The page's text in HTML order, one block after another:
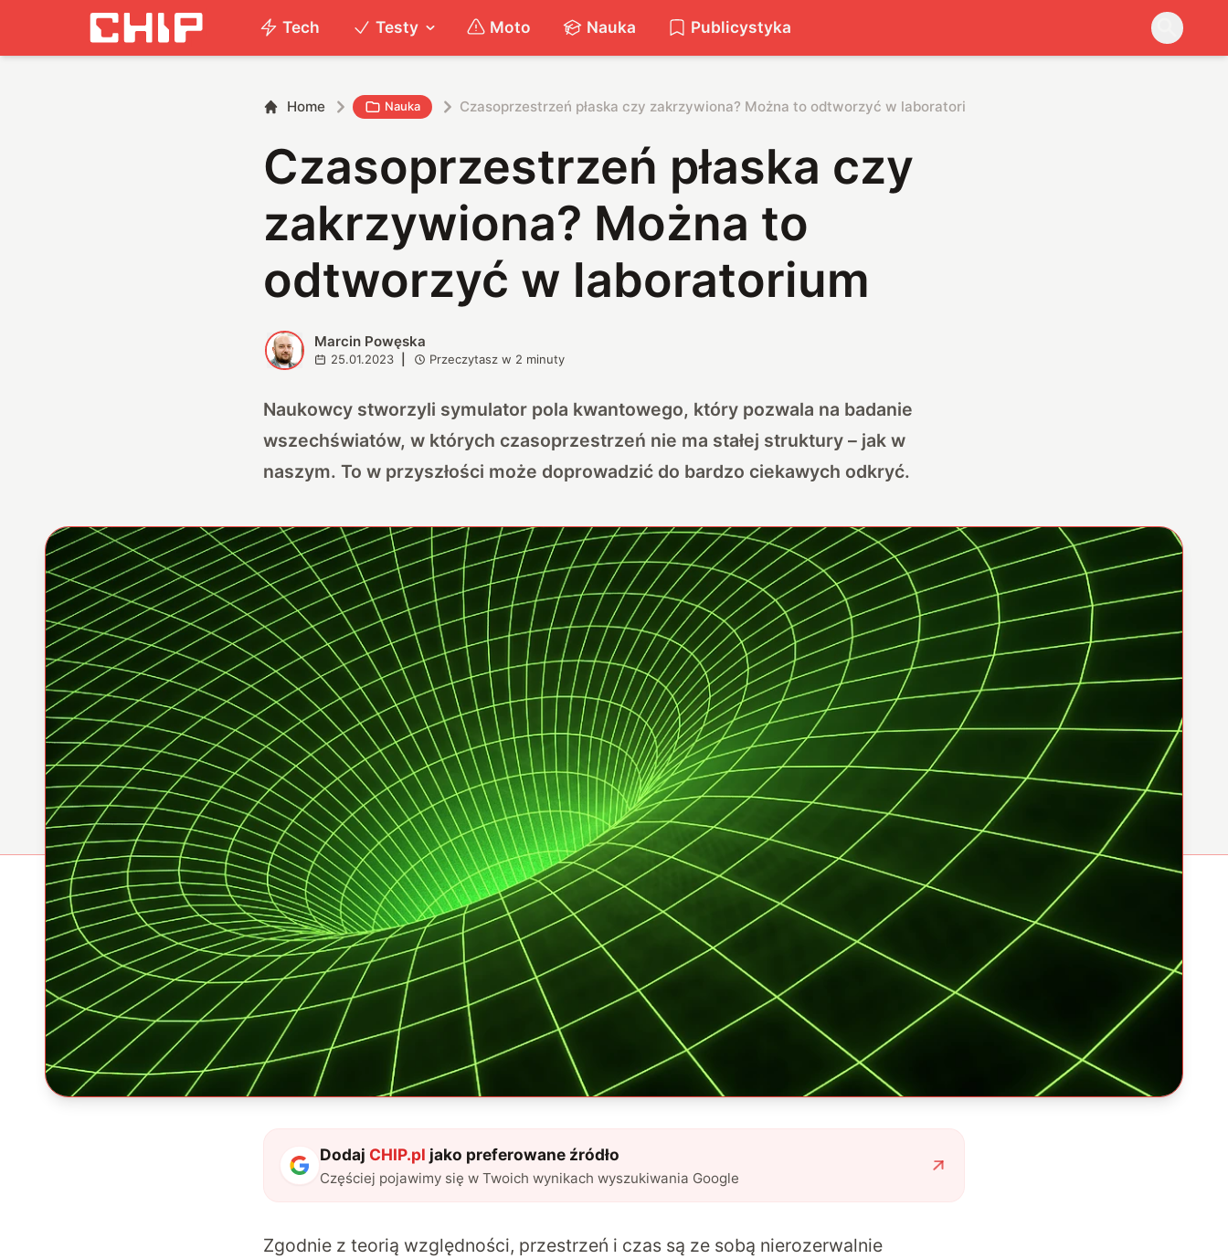
Tech Testy Moto Nauka Publicystyka
Home Nauka Czasoprzestrzeń płaska czy zakrzywiona? Można to odtworzyć w laboratorium
Czasoprzestrzeń płaska czy
zakrzywiona? Można to
odtworzyć w laboratorium
M Marcin Powęska
25.01.2023 Przeczytasz w 2 minuty
Naukowcy stworzyli symulator pola kwantowego, który pozwala na badanie
wszechświatów, w których czasoprzestrzeń nie ma stałej struktury – jak w
naszym. To w przyszłości może doprowadzić do bardzo ciekawych odkryć.
Dodaj CHIP.pl jako preferowane źródło
Częściej pojawimy się w Twoich wynikach wyszukiwania Google
Zgodnie z teorią względności, przestrzeń i czas są ze sobą nierozerwalnie